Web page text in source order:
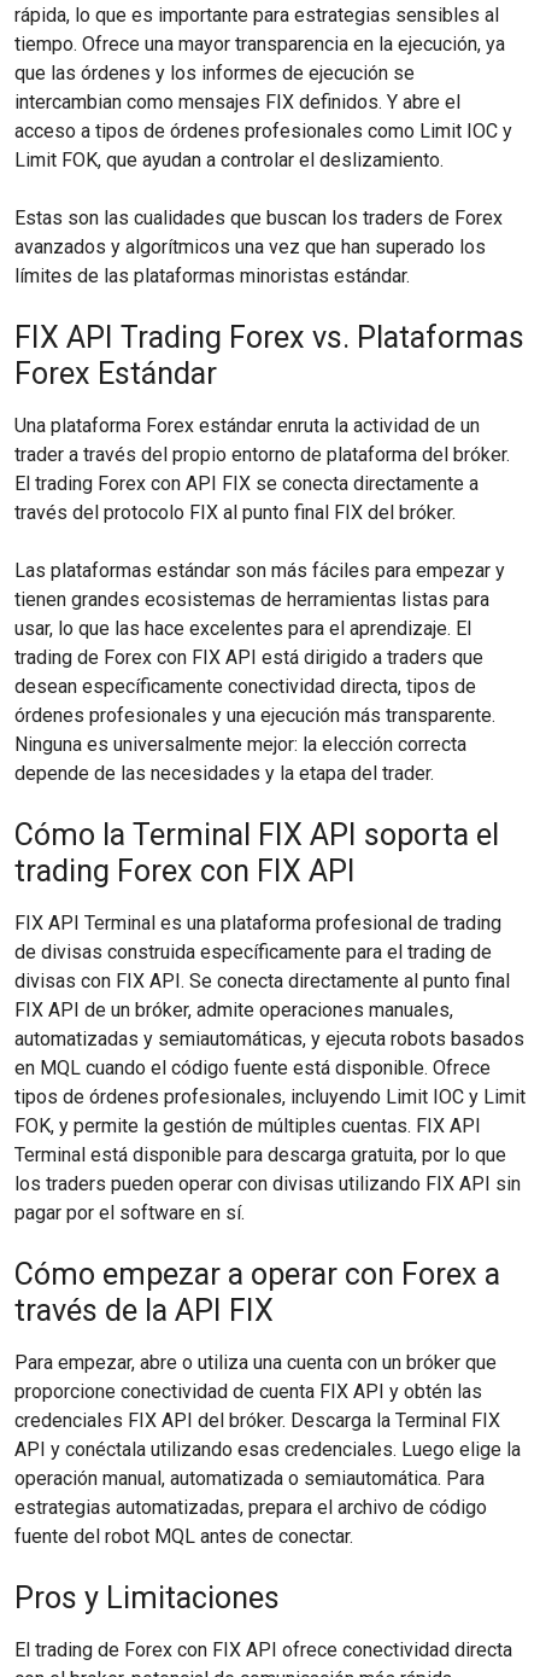
rápida, lo que es importante para estrategias sensibles al
tiempo. Ofrece una mayor transparencia en la ejecución, ya
que las órdenes y los informes de ejecución se
intercambian como mensajes FIX definidos. Y abre el
acceso a tipos de órdenes profesionales como Limit IOC y
Limit FOK, que ayudan a controlar el deslizamiento.
Estas son las cualidades que buscan los traders de Forex
avanzados y algorítmicos una vez que han superado los
límites de las plataformas minoristas estándar.
FIX API Trading Forex vs. Plataformas
Forex Estándar
Una plataforma Forex estándar enruta la actividad de un
trader a través del propio entorno de plataforma del bróker.
El trading Forex con API FIX se conecta directamente a
través del protocolo FIX al punto final FIX del bróker.
Las plataformas estándar son más fáciles para empezar y
tienen grandes ecosistemas de herramientas listas para
usar, lo que las hace excelentes para el aprendizaje. El
trading de Forex con FIX API está dirigido a traders que
desean específicamente conectividad directa, tipos de
órdenes profesionales y una ejecución más transparente.
Ninguna es universalmente mejor: la elección correcta
depende de las necesidades y la etapa del trader.
Cómo la Terminal FIX API soporta el
trading Forex con FIX API
FIX API Terminal es una plataforma profesional de trading
de divisas construida específicamente para el trading de
divisas con FIX API. Se conecta directamente al punto final
FIX API de un bróker, admite operaciones manuales,
automatizadas y semiautomáticas, y ejecuta robots basados
en MQL cuando el código fuente está disponible. Ofrece
tipos de órdenes profesionales, incluyendo Limit IOC y Limit
FOK, y permite la gestión de múltiples cuentas. FIX API
Terminal está disponible para descarga gratuita, por lo que
los traders pueden operar con divisas utilizando FIX API sin
pagar por el software en sí.
Cómo empezar a operar con Forex a
través de la API FIX
Para empezar, abre o utiliza una cuenta con un bróker que
proporcione conectividad de cuenta FIX API y obtén las
credenciales FIX API del bróker. Descarga la Terminal FIX
API y conéctala utilizando esas credenciales. Luego elige la
operación manual, automatizada o semiautomática. Para
estrategias automatizadas, prepara el archivo de código
fuente del robot MQL antes de conectar.
Pros y Limitaciones
El trading de Forex con FIX API ofrece conectividad directa